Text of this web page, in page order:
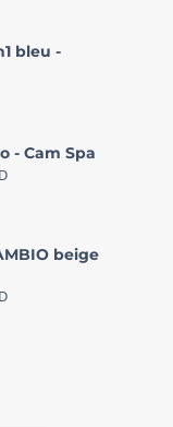
bleu -
- Cam Spa
beige